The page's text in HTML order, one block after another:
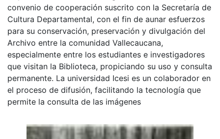
convenio de cooperación suscrito con la Secretaría de
Cultura Departamental, con el fin de aunar esfuerzos
para su conservación, preservación y divulgación del
Archivo entre la comunidad Vallecaucana,
especialmente entre los estudiantes e investigadores
que visitan la Biblioteca, propiciando su uso y consulta
permanente. La universidad Icesi es un colaborador en
el proceso de difusión, facilitando la tecnología que
permite la consulta de las imágenes